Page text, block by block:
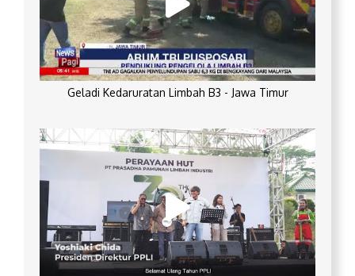
Geladi Kedaruratan Limbah B3 - Jawa Timur